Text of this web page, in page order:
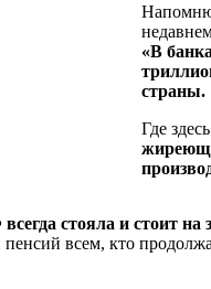
Напомню
«В
страны.
Где
стояла и стоит на
всем, кто